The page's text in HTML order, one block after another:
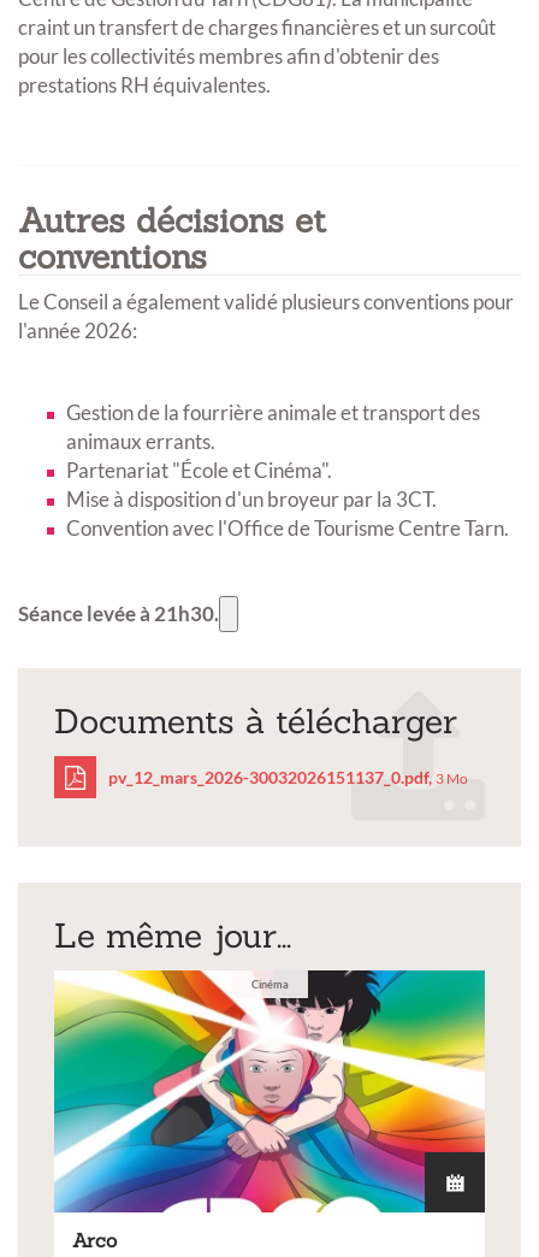
craint un transfert de charges financières et un surcoût
pour les collectivités membres afin d'obtenir des
prestations RH équivalentes.
Autres décisions et
conventions
Le Conseil a également validé plusieurs conventions pour
l'année 2026:
Gestion de la fourrière animale et transport des
animaux errants.
Partenariat "École et Cinéma".
Mise à disposition d'un broyeur par la 3CT.
Convention avec l'Office de Tourisme Centre Tarn.
Séance levée à 21h30.
Documents à télécharger
pv_12_mars_2026-
30032026151137_0.pdf
pv_12_mars_2026-30032026151137_0.pdf, 3 Mo
Le même jour...
Cinéma
Arco